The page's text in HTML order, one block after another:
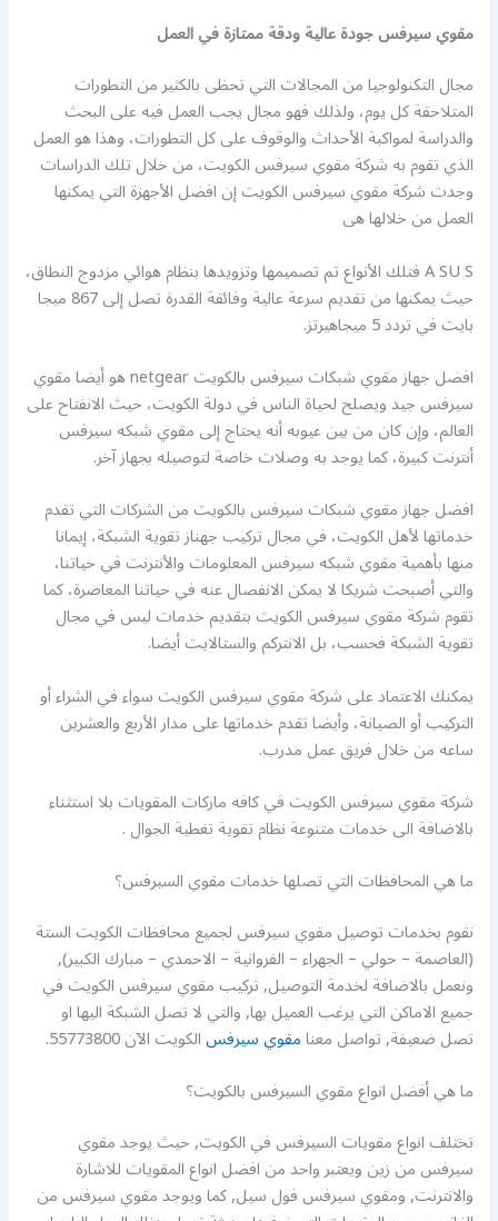
مقوي سيرفس جودة عالية ودقة ممتازة في العمل
مجال التكنولوجيا من المجالات التي تحظى بالكثير من التطورات
المتلاحقة كل يوم، ولذلك فهو مجال يجب العمل فيه على البحث
والدراسة لمواكبة الأحداث والوقوف على كل التطورات، وهذا هو العمل
الذي تقوم به شركة مقوي سيرفس الكويت، من خلال تلك الدراسات
وجدت شركة مقوي سيرفس الكويت إن افضل الأجهزة التي يمكنها
العمل من خلالها هى
A SU S فتلك الأنواع تم تصميمها وتزويدها بنظام هوائي مزدوج النطاق،
حيث يمكنها من تقديم سرعة عالية وفائقة القدرة تصل إلى 867 ميجا
بايت في تردد 5 ميجاهيرتز.
افضل جهاز مقوي شبكات سيرفس بالكويت netgear هو أيضا مقوي
سيرفس جيد ويصلح لحياة الناس في دولة الكويت، حيث الانفتاح على
العالم، وإن كان من بين عيوبه أنه يحتاج إلى مقوي شبكه سيرفس
أنترنت كبيرة، كما يوجد به وصلات خاصة لتوصيله بجهاز آخر.
افضل جهاز مقوي شبكات سيرفس بالكويت من الشركات التي تقدم
خدماتها لأهل الكويت، في مجال تركيب جهناز تقوية الشبكة، إيمانا
منها بأهمية مقوي شبكه سيرفس المعلومات والأنترنت في حياتنا،
والتي أصبحت شريكا لا يمكن الانفصال عنه في حياتنا المعاصرة، كما
تقوم شركة مقوي سيرفس الكويت بتقديم خدمات ليس في مجال
تقوية الشبكة فحسب، بل الانتركم والستالايت أيضا.
يمكنك الاعتماد على شركة مقوي سيرفس الكويت سواء في الشراء أو
التركيب أو الصيانة، وأيضا تقدم خدماتها على مدار الأربع والعشرين
ساعه من خلال فريق عمل مدرب.
شركة مقوي سيرفس الكويت في كافه ماركات المقويات بلا استثناء
بالاضافة الى خدمات متنوعة نظام تقوية تغطية الجوال .
ما هي المحافظات التي تصلها خدمات مقوي السيرفس؟
نقوم بخدمات توصيل مقوي سيرفس لجميع محافظات الكويت الستة
(العاصمة – حولي – الجهراء – الفروانية – الاحمدي – مبارك الكبير),
ونعمل بالاضافة لخدمة التوصيل, تركيب مقوي سيرفس الكويت في
جميع الاماكن التي يرغب العميل بها, والتي لا تصل الشبكة اليها او
تصل ضعيفة, تواصل معنامقوي سيرفسالكويت الآن 55773800.
ما هي أفضل انواع مقوي السيرفس بالكويت؟
تختلف انواع مقويات السيرفس في الكويت, حيث يوجد مقوي
سيرفس من زين ويعتبر واحد من افضل انواع المقويات للاشارة
والانترنت, ومقوي سيرفس فول سيل, كما ويوجد مقوي سيرفس من